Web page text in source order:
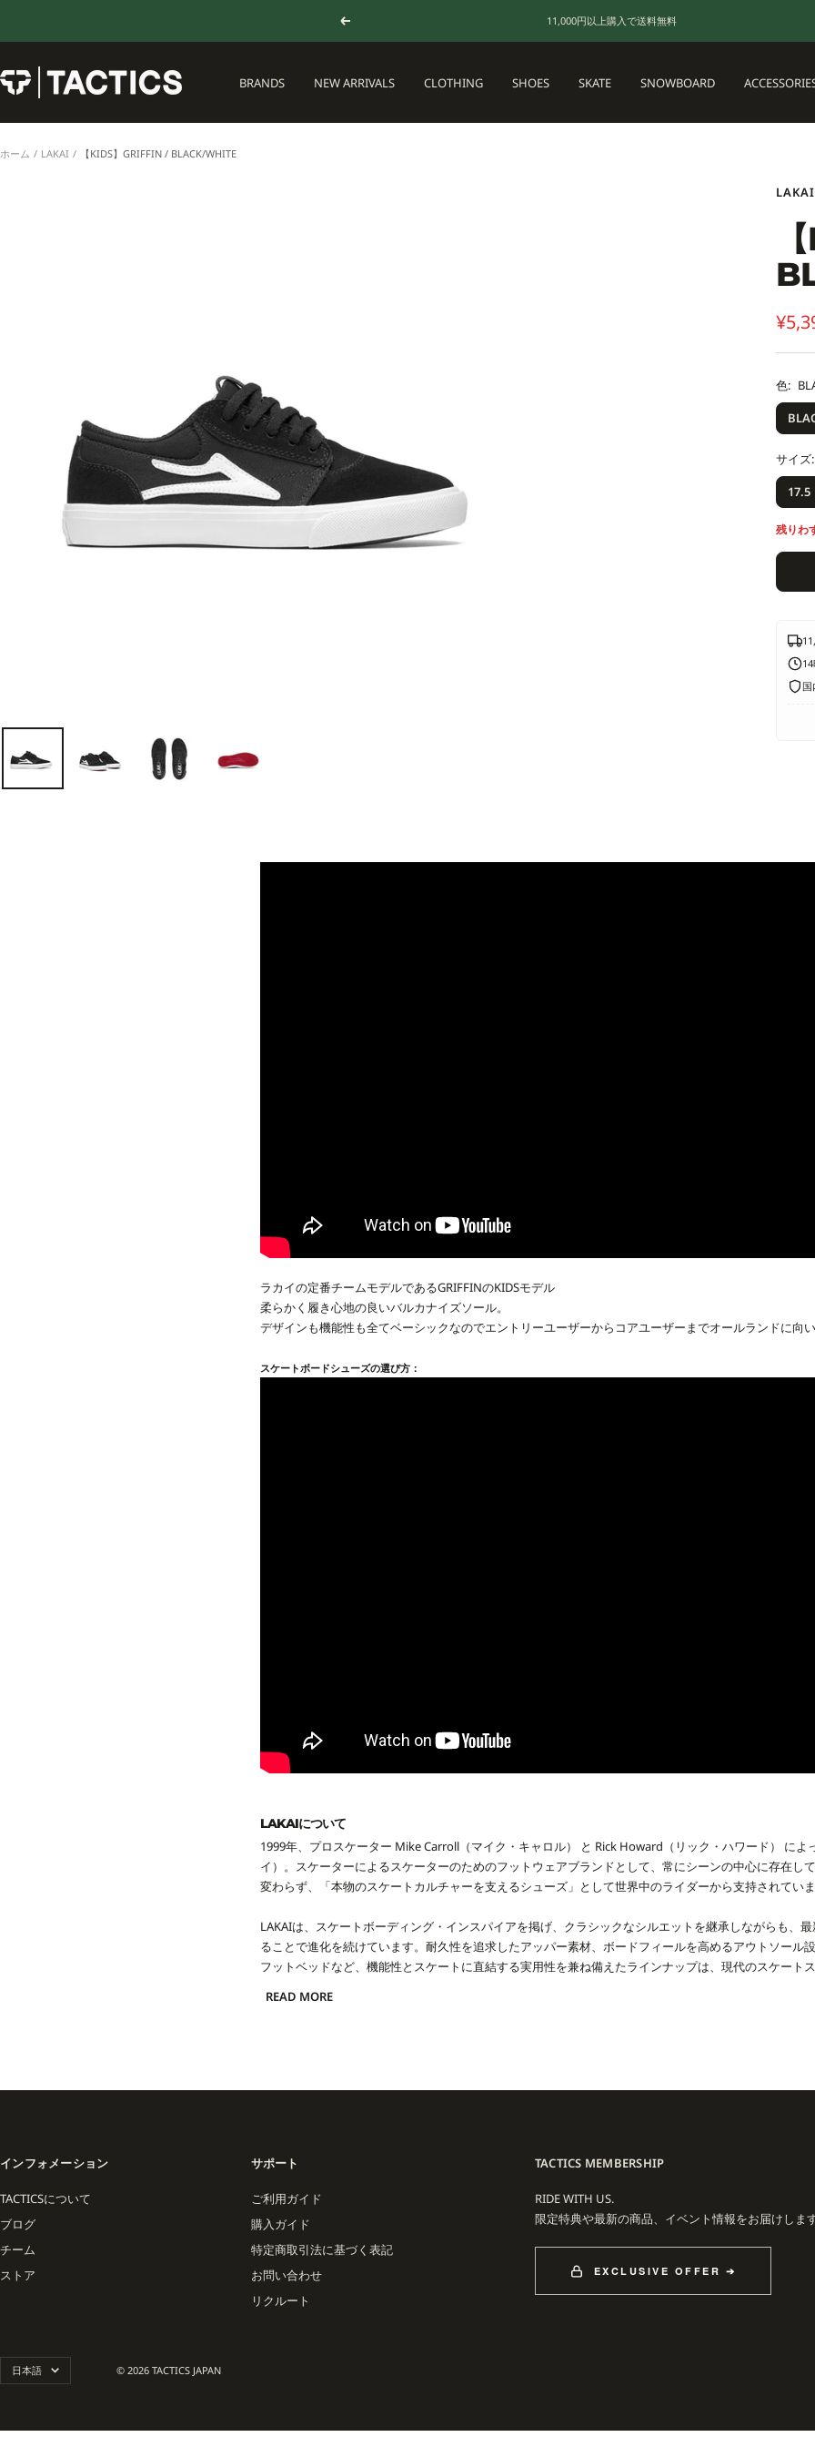
ン
ツ
キ
戻
る
11,000円以上購入で送料無料
BRANDS NEW ARRIVALS CLOTHING SHOES SKATE SNOWBOARD
TACTICS
JAPAN
ホーム LAKAI 【KIDS】GRIFFIN / BLACK/WHITE
LAKAI
セ
ー
ル
価
色:
サイズ:
17.5
残りわ
国
ラカイの定番チームモデルであるGRIFFINのKIDSモデル
柔らかく履き心地の良いバルカナイズソール。
デザインも機能性も全てベーシックなのでエントリーユーザーからコアユーザーまでオールランドに向い
スケートボードシューズの選び方：
LAKAIについて
1999年、プロスケーター Mike Carroll（マイク・キャロル） と Rick Howard（リック・ハワード） によ
イ）。スケーターによるスケーターのためのフットウェアブランドとして、常にシーンの中心に存在し
変わらず、「本物のスケートカルチャーを支えるシューズ」として世界中のライダーから支持されていま
LAKAIは、スケートボーディング・インスパイアを掲げ、クラシックなシルエットを継承しながらも、
ることで進化を続けています。耐久性を追求したアッパー素材、ボードフィールを高めるアウトソール
フットベッドなど、機能性とスケートに直結する実用性を兼ね備えたラインナップは、現代のスケート
READ MORE
インフォメーション
TACTICSについて
ブログ
チーム
ストア
サポート
ご利用ガイド
購入ガイド
特定商取引法に基づく表記
お問い合わせ
リクルート
TACTICS MEMBERSHIP
RIDE WITH US.
限定特典や最新の商品、イベント情報をお届けします
EXCLUSIVE OFFER ➔
語
日本語 © 2026 TACTICS JAPAN